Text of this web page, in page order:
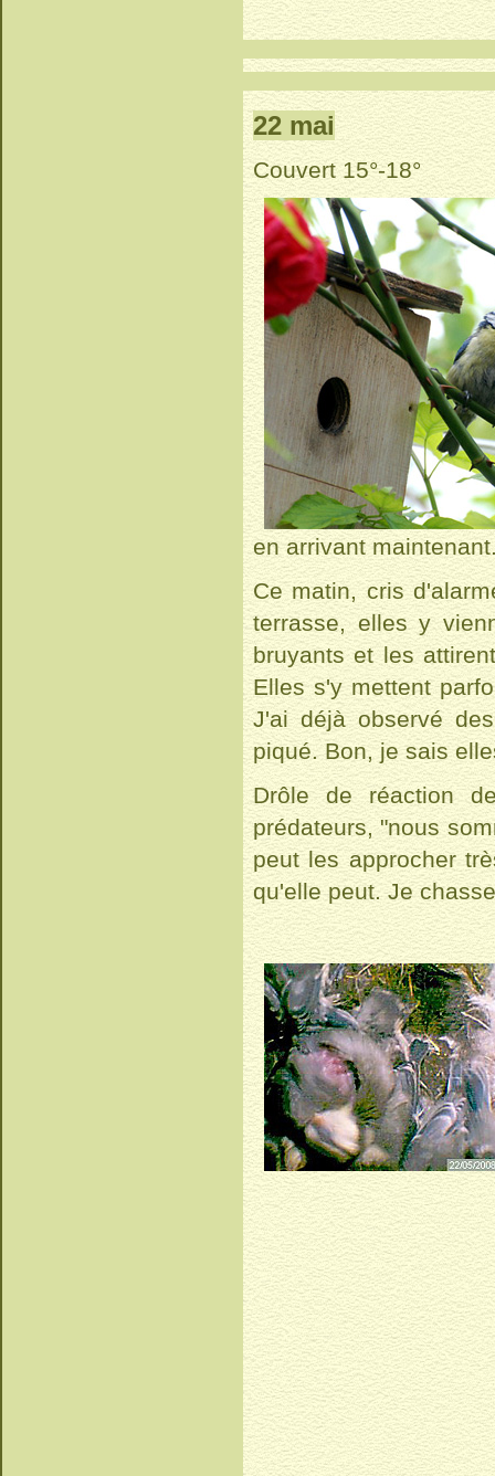
22 mai
Couvert 15°-18°
en arrivant
Ce matin, cris
terrasse, elles y
bruyants et les
Elles s'y mettent
J'ai déjà observé
piqué. Bon, je sais
Drôle de réaction
prédateurs, "nous
peut les approcher
qu'elle peut. Je